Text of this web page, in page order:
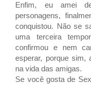
Enfim, eu amei
personagens,
conquistou. Não se
uma terceira
confirmou e nem
esperar, porque sim,
na vida das amigas.
Se você gosta de